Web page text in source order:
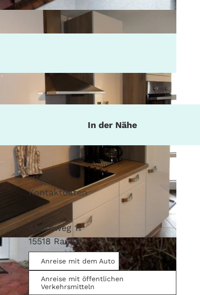
In der Nähe
Kontaktdaten
Ahornweg 11
15518Rauen
Anreise mit dem Auto
Anreise mit öffentlichen
Verkehrsmitteln